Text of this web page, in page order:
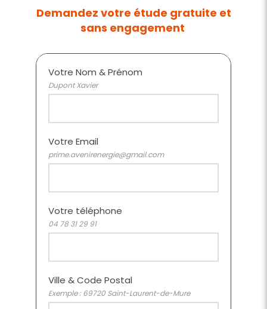
Demandez votre étude gratuite et
sans engagement
Votre Nom & Prénom
Dupont Xavier
Votre Email
prime.avenirenergie@gmail.com
Votre téléphone
04 78 31 29 91
Ville & Code Postal
Exemple : 69720 Saint-Laurent-de-Mure